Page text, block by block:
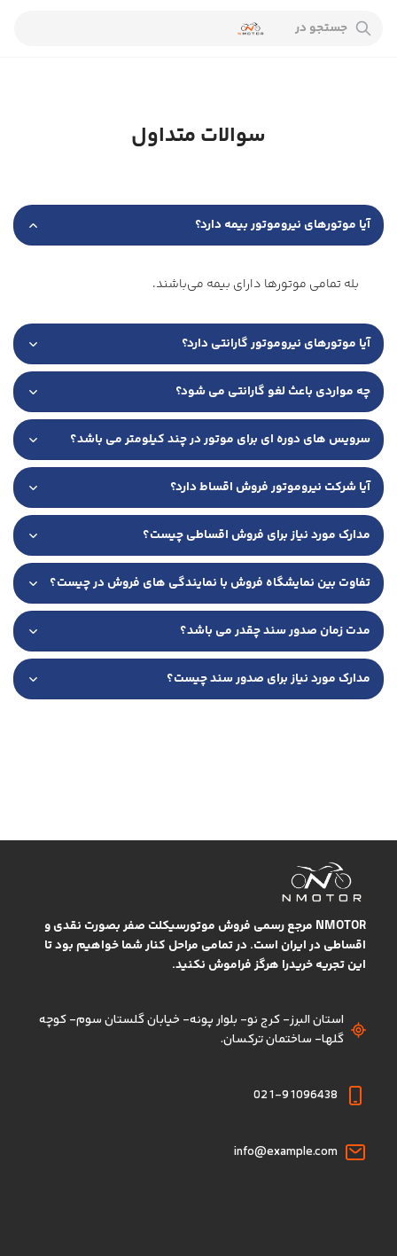
جستجو در
سوالات متداول
آیا موتورهای نیروموتور بیمه دارد؟
بله تمامی موتورها دارای بیمه می‌باشند.
آیا موتورهای نیروموتور گارانتی دارد؟
چه مواردی باعث لغو گارانتی می شود؟
سرویس های دوره ای برای موتور در چند کیلومتر می باشد؟
آیا شرکت نیروموتور فروش اقساط دارد؟
مدارک مورد نیاز برای فروش اقساطی چیست؟
تفاوت بین نمایشگاه فروش با نمایندگی های فروش در چیست؟
مدت زمان صدور سند چقدر می باشد؟
مدارک مورد نیاز برای صدور سند چیست؟
NMOTOR مرجع رسمی فروش موتورسیکلت صفر بصورت نقدی و
اقساطی در ایران است. در تمامی مراحل کنار شما خواهیم بود تا
این تجریه خریدرا هرگز فراموش نکنید.
استان البرز- کرج نو- بلوار پونه- خیابان گلستان سوم- کوچه
گلها- ساختمان ترکسان.
021-91096438
info@example.com